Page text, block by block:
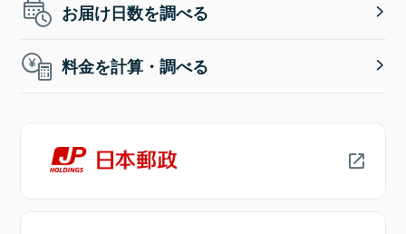
お届け日数を調べる
料金を計算・調べる